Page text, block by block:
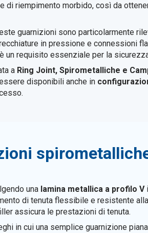
di riempimento morbido, così da
guarnizioni sono particolarmente
in pressione e connessioni
requisito essenziale per la
a Ring Joint, Spirometalliche e
disponibili anche in
una lamina metallica a profilo V
di tenuta flessibile e resistente
assicura le prestazioni di tenuta.
in cui una semplice guarnizione